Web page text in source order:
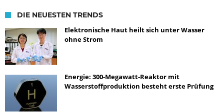
DIE NEUESTEN TRENDS
Elektronische Haut heilt sich unter Wasser
ohne Strom
Energie: 300-Megawatt-Reaktor mit
Wasserstoffproduktion besteht erste Prüfung